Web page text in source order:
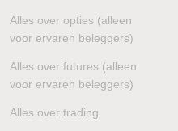
Alles over opties (alleen
voor ervaren beleggers)
Alles over futures (alleen
voor ervaren beleggers)
Alles over trading